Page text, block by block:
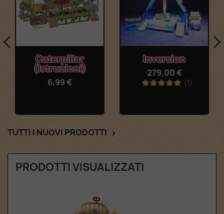
Caterpillar
(Istruzioni)
6,99 €
Inversion
279,00 €
(1)
TUTTI I NUOVI PRODOTTI 
PRODOTTI VISUALIZZATI